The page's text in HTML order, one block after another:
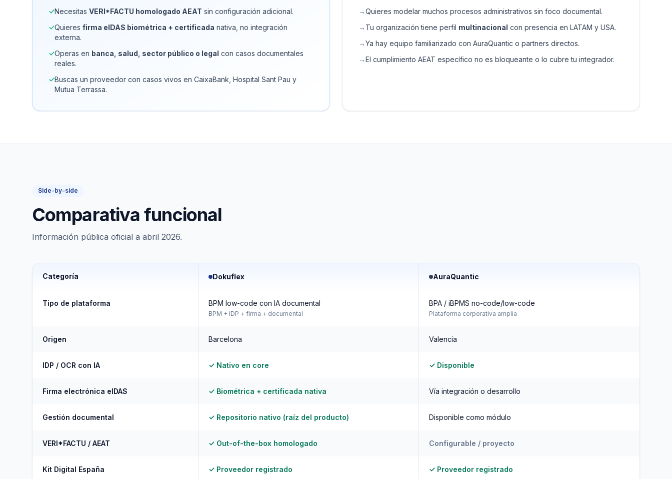
✓Necesitas VERI*FACTU homologado AEAT sin configuración adicional.
✓Quieres firma eIDAS biométrica + certificada nativa, no integración
externa.
✓Operas en banca, salud, sector público o legal con casos documentales
reales.
✓Buscas un proveedor con casos vivos en CaixaBank, Hospital Sant Pau y
Mutua Terrassa.
→Quieres modelar muchos procesos administrativos sin foco documental.
→ Tu organización tiene perfil multinacional con presencia en LATAM y USA.
→Ya hay equipo familiarizado con AuraQuantic o partners directos.
→El cumplimiento AEAT específico no es bloqueante o lo cubre tu integrador.
Side-by-side
Comparativa funcional
Información pública oficial a abril 2026.
Categoría Dokuflex AuraQuantic
Tipo de plataforma BPM low-code con IA documental
BPM + IDP + firma + documental
BPA / iBPMS no-code/low-code
Plataforma corporativa amplia
Origen Barcelona Valencia
IDP / OCR con IA ✓ Nativo en core ✓ Disponible
Firma electrónica eIDAS ✓ Biométrica + certificada nativa Vía integración o desarrollo
Gestión documental ✓ Repositorio nativo (raíz del producto) Disponible como módulo
VERI*FACTU / AEAT ✓ Out-of-the-box homologado Configurable / proyecto
Kit Digital España ✓ Proveedor registrado ✓ Proveedor registrado